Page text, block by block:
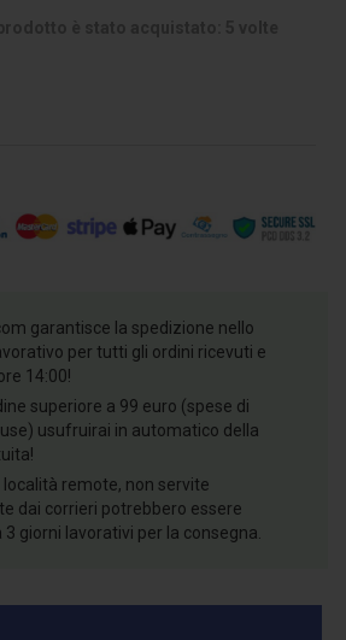
garantisce la spedizione nello
per tutti gli ordini ricevuti e
14:00!
superiore a 99 euro (spese di
usufruirai in automatico della
località remote, non servite
dai corrieri potrebbero essere
3 giorni lavorativi per la consegna.